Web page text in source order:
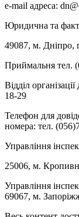
e-mail адреса:
Юридична та
49087, м. Дніпро,
Приймальня тел.
Відділ
18-29
Телефон для
номера: тел.
Управління
25006, м.
Управління
69067, м.